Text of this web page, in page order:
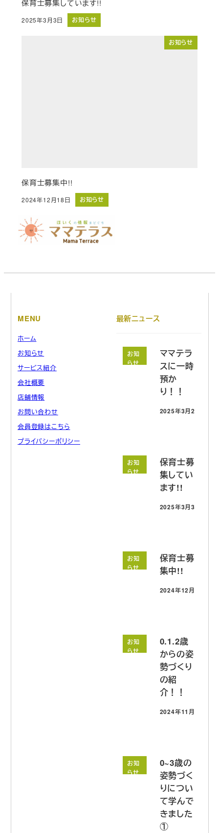
保育士募集しています!!
投稿日
2025年3月3日 お知らせ
お知らせ
保育士募集中!!
投稿日
2024年12月18日 お知らせ
MENU
ホーム
お知らせ
サービス紹介
会社概要
店舗情報
お問い合わせ
会員登録はこちら
プライバシーポリシー
最新ニュース
お知
らせ
ママテラ
スに一時
預か
り！！
投稿日
2025年3月21日
お知
らせ
保育士募
集してい
ます!!
投稿日
2025年3月3日
お知
らせ
保育士募
集中!!
投稿日
2024年12月18日
お知
らせ
0.1.2歳
からの姿
勢づくり
の紹
介！！
投稿日
2024年11月3日
お知
らせ
0~3歳の
姿勢づく
りについ
て学んで
きました
①